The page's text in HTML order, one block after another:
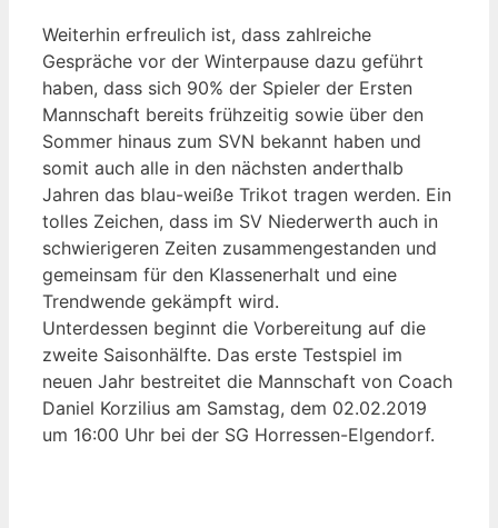
Weiterhin erfreulich ist, dass zahlreiche
Gespräche vor der Winterpause dazu geführt
haben, dass sich 90% der Spieler der Ersten
Mannschaft bereits frühzeitig sowie über den
Sommer hinaus zum SVN bekannt haben und
somit auch alle in den nächsten anderthalb
Jahren das blau-weiße Trikot tragen werden. Ein
tolles Zeichen, dass im SV Niederwerth auch in
schwierigeren Zeiten zusammengestanden und
gemeinsam für den Klassenerhalt und eine
Trendwende gekämpft wird.
Unterdessen beginnt die Vorbereitung auf die
zweite Saisonhälfte. Das erste Testspiel im
neuen Jahr bestreitet die Mannschaft von Coach
Daniel Korzilius am Samstag, dem 02.02.2019
um 16:00 Uhr bei der SG Horressen-Elgendorf.